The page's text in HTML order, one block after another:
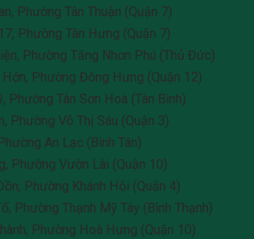
Phường Tân Thuận (Quận 7)
Phường Tân Hưng (Quận 7)
Phường Tăng Nhơn Phú (Thủ Đức)
Phường Đông Hưng (Quận 12)
Phường Tân Sơn Hoà (Tân Bình)
Phường Võ Thị Sáu (Quận 3)
An Lạc (Bình Tân)
Phường Vườn Lài (Quận 10)
Phường Khánh Hội (Quận 4)
Phường Thạnh Mỹ Tây (Bình Thạnh)
Phường Hoà Hưng (Quận 10)